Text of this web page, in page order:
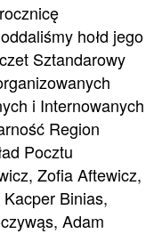
hołd jego
Sztandarowy
i Internowanych
Region
Pocztu
Zofia Aftewicz,
Binias,
Adam